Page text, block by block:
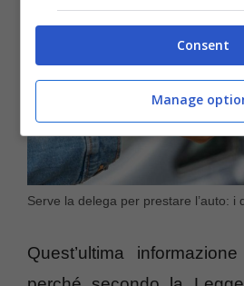
Serve la delega per prestare l’auto: i
Quest’ultima
Consent
Manage